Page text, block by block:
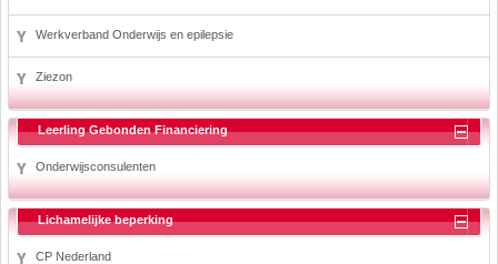
Werkverband Onderwijs en epilepsie
Ziezon
Leerling Gebonden Financiering
Onderwijsconsulenten
Lichamelijke beperking
CP Nederland